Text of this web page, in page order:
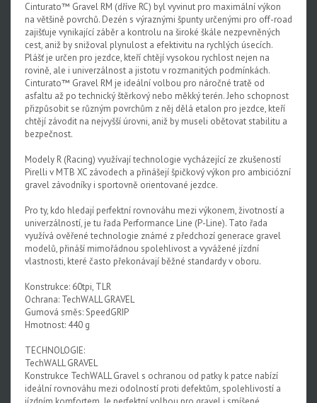
Cinturato™ Gravel RM (dříve RC) byl vyvinut pro maximální výkon
na většině povrchů. Dezén s výraznými špunty určenými pro off-road
zajišťuje vynikající záběr a kontrolu na široké škále nezpevněných
cest, aniž by snižoval plynulost a efektivitu na rychlých úsecích.
Plášť je určen pro jezdce, kteří chtějí vysokou rychlost nejen na
rovině, ale i univerzálnost a jistotu v rozmanitých podmínkách.
Cinturato™ Gravel RM je ideální volbou pro náročné tratě od
asfaltu až po technický štěrkový nebo měkký terén. Jeho schopnost
přizpůsobit se různým povrchům z něj dělá etalon pro jezdce, kteří
chtějí závodit na nejvyšší úrovni, aniž by museli obětovat stabilitu a
bezpečnost.
Modely R (Racing) využívají technologie vycházející ze zkušeností
Pirelli v MTB XC závodech a přinášejí špičkový výkon pro ambiciózní
gravel závodníky i sportovně orientované jezdce.
Pro ty, kdo hledají perfektní rovnováhu mezi výkonem, životností a
univerzálností, je tu řada Performance Line (P-Line). Tato řada
využívá ověřené technologie známé z předchozí generace gravel
modelů, přináší mimořádnou spolehlivost a vyvážené jízdní
vlastnosti, které často překonávají běžné standardy v oboru.
Konstrukce: 60tpi, TLR
Ochrana: TechWALL GRAVEL
Gumová směs: SpeedGRIP
Hmotnost: 440 g
TECHNOLOGIE:
TechWALL GRAVEL
Konstrukce TechWALL Gravel s ochranou od patky k patce nabízí
ideální rovnováhu mezi odolností proti defektům, spolehlivostí a